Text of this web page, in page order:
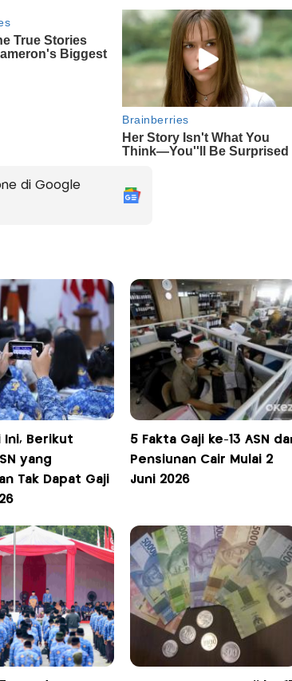
di Google
Ini, Berikut
yang
Tak Dapat Gaji
5 Fakta Gaji ke-13 ASN
Pensiunan Cair Mulai 2
Juni 2026